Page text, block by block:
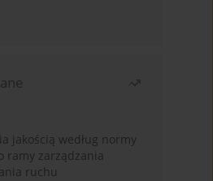
jakością według normy
ramy zarządzania
ruchu